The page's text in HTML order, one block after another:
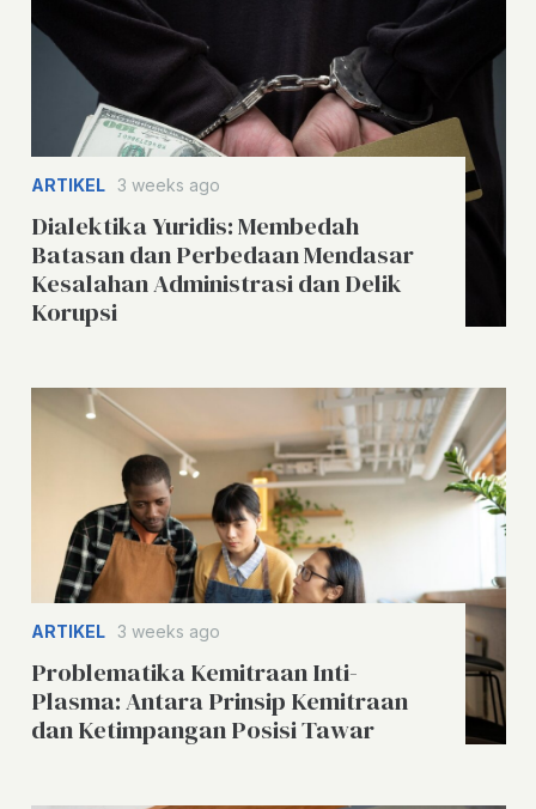
ARTIKEL 3 weeks ago
Dialektika Yuridis: Membedah
Batasan dan Perbedaan Mendasar
Kesalahan Administrasi dan Delik
Korupsi
ARTIKEL 3 weeks ago
Problematika Kemitraan Inti-
Plasma: Antara Prinsip Kemitraan
dan Ketimpangan Posisi Tawar